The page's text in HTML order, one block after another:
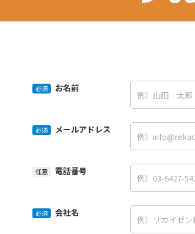
必須 お名前
必須 メールアドレス
任意 電話番号
必須 会社名